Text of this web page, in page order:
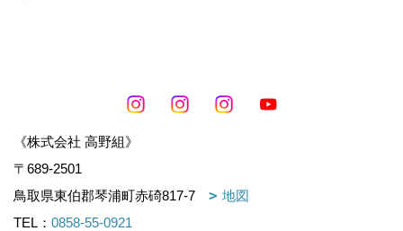
《株式会社 高野組》
〒689-2501
鳥取県東伯郡琴浦町赤碕817-7
地図
TEL： 0858-55-0921